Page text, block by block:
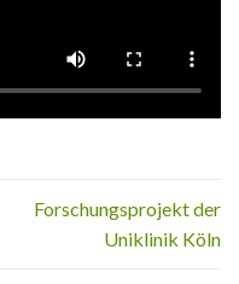
Forschungsprojekt der
Uniklinik Köln